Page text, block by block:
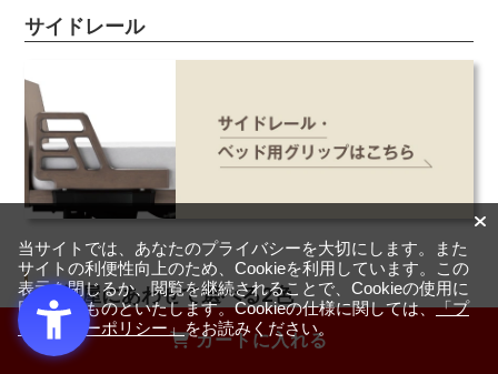
カートに入れる
サイドレール
お部屋にあわせて選べる2色
当サイトでは、あなたのプライバシーを大切にします。また
サイトの利便性向上のため、Cookieを利用しています。この
表示を閉じるか、閲覧を継続されることで、Cookieの使用に
同意するものといたします。Cookieの仕様に関しては、「プ
ライバシーポリシー」をお読みください。